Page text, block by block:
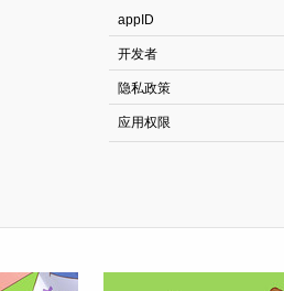
appID
开发者
隐私政策
应用权限